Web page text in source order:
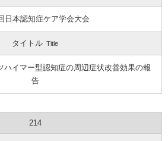
日本認知症ケア学会大会
タイトル Title
ハイマー型認知症の周辺症状改善効果の報
告
214